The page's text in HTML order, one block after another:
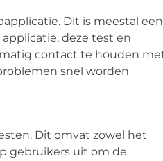
Dit is meestal een
deze test en
contact te houden
snel worden
Dit omvat zowel het
gebruikers uit om de